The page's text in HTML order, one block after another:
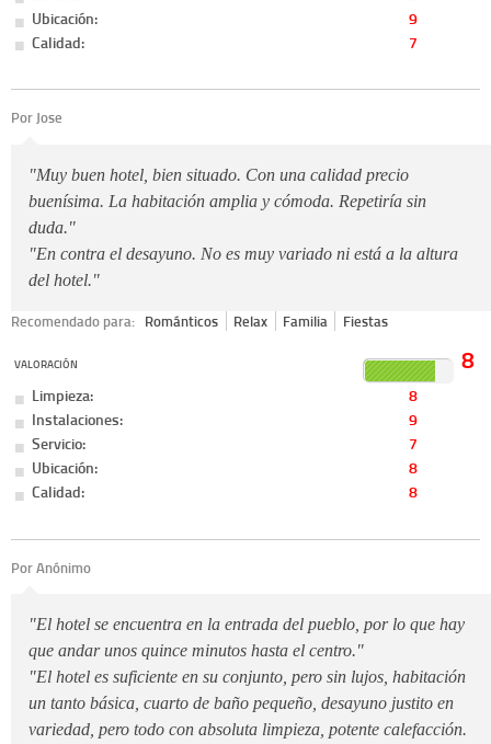
Ubicación:
9
Calidad:
7
Por Jose
"Muy buen hotel, bien situado. Con una calidad precio
buenísima. La habitación amplia y cómoda. Repetiría sin
duda."
"En contra el desayuno. No es muy variado ni está a la altura
del hotel."
Recomendado para: Románticos Relax Familia Fiestas
VALORACIÓN 8
Limpieza:
8
Instalaciones:
9
Servicio:
7
Ubicación:
8
Calidad:
8
Por Anónimo
"El hotel se encuentra en la entrada del pueblo, por lo que hay
que andar unos quince minutos hasta el centro."
"El hotel es suficiente en su conjunto, pero sin lujos, habitación
un tanto básica, cuarto de baño pequeño, desayuno justito en
variedad, pero todo con absoluta limpieza, potente calefacción.